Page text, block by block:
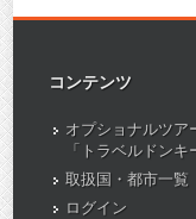
コンテンツ
オプショナルツア
「トラベルドンキ
取扱国・都市一覧
ログイン